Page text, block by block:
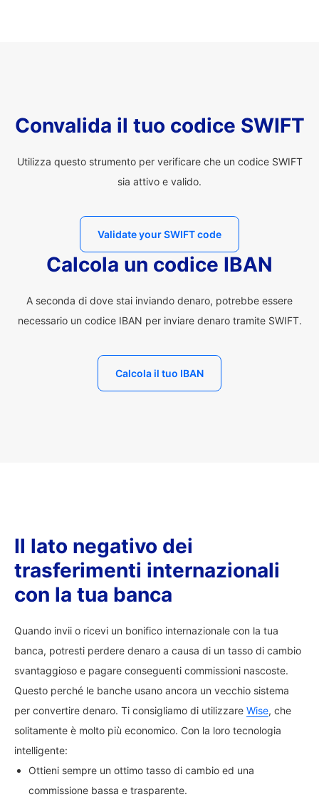
Convalida il tuo codice SWIFT
Utilizza questo strumento per verificare che un codice SWIFT
sia attivo e valido.
Validate your SWIFT code
Calcola un codice IBAN
A seconda di dove stai inviando denaro, potrebbe essere
necessario un codice IBAN per inviare denaro tramite SWIFT.
Calcola il tuo IBAN
Il lato negativo dei
trasferimenti internazionali
con la tua banca
Quando invii o ricevi un bonifico internazionale con la tua
banca, potresti perdere denaro a causa di un tasso di cambio
svantaggioso e pagare conseguenti commissioni nascoste.
Questo perché le banche usano ancora un vecchio sistema
per convertire denaro. Ti consigliamo di utilizzare Wise, che
solitamente è molto più economico. Con la loro tecnologia
intelligente:
Ottieni sempre un ottimo tasso di cambio ed una
commissione bassa e trasparente.